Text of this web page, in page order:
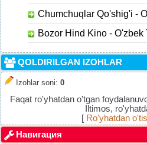
Chumchuqlar Qo'shig'i -
Bozor Hind Kino - O'zbek
QOLDIRILGAN IZOHLAR
Izohlar soni: 0
Faqat ro'yhatdan o'tgan
Iltimos,
[ Ro'yhatdan
Навигация